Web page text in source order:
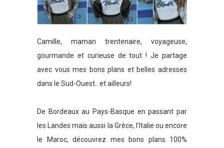
Camille, maman trentenaire, voyageuse,
gourmande et curieuse de tout ! Je partage
avec vous mes bons plans et belles adresses
dans le Sud-Ouest.. et ailleurs!
De Bordeaux au Pays-Basque en passant par
les Landes mais aussi la Grèce, l'Italie ou encore
le Maroc, découvrez mes bons plans 100%